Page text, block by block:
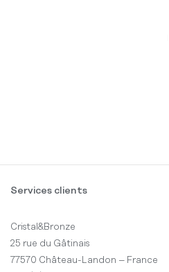
Services clients
Cristal&Bronze
25 rue du Gâtinais
77570 Château-Landon – France